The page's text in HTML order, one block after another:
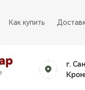
Как купить
г.